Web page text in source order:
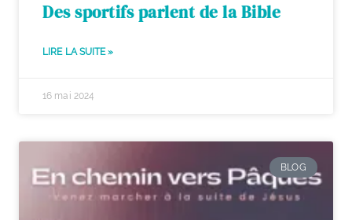
Des sportifs parlent de la Bible
LIRE LA SUITE »
16 mai 2024
BLOG